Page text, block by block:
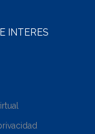
INTERÉS